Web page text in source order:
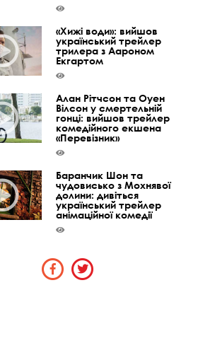
«Хижі води»: вийшов
український трейлер
трилера з Аароном
Екгартом
Алан Рітчсон та Оуен
Вілсон у смертельній
гонці: вийшов трейлер
комедійного екшена
«Перевізник»
Баранчик Шон та
чудовисько з Мохнявої
долини: дивіться
український трейлер
анімаційної комедії